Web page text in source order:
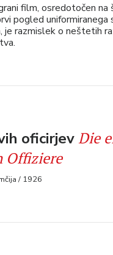
film, osredotočen na
pogled uniformiranega
je razmislek o neštetih
oficirjevDie
Offiziere
/ 1926